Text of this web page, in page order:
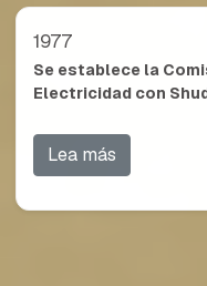
1977
Se establece la
Electricidad con
Lea más